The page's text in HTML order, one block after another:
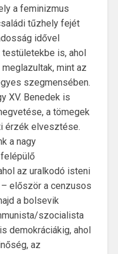
a feminizmus
tűzhely fejét
idővel
is, ahol
mint az
szegmensében.
XV. Benedek is
a tömegek
érzék elvesztése.
a nagy
az uralkodó isteni
először a cenzusos
a bolsevik
szocialista
demokráciákig, ahol
az